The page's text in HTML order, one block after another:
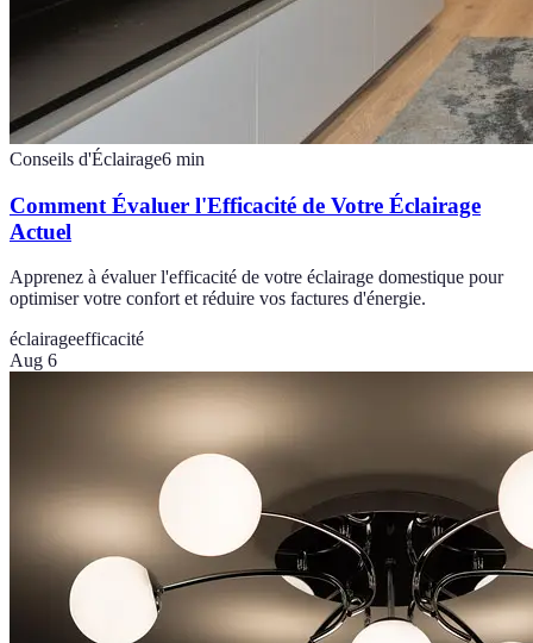
Conseils d'Éclairage6 min
Comment Évaluer l'Efficacité de Votre Éclairage
Actuel
Apprenez à évaluer l'efficacité de votre éclairage domestique pour
optimiser votre confort et réduire vos factures d'énergie.
éclairageefficacité
Aug 6